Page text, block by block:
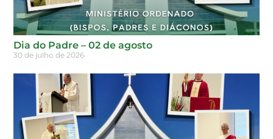
Dia do Padre – 02 de agosto
30 de julho de 2026